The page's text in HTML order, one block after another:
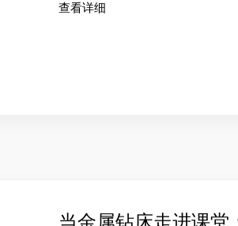
查看详细
当金属钻床走进课堂